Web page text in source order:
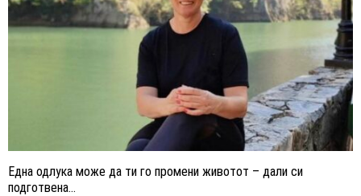
Една одлука може да ти го промени животот – дали си
подготвена...